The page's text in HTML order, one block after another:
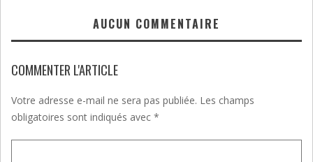
AUCUN COMMENTAIRE
COMMENTER L'ARTICLE
Votre adresse e-mail ne sera pas publiée. Les champs
obligatoires sont indiqués avec *